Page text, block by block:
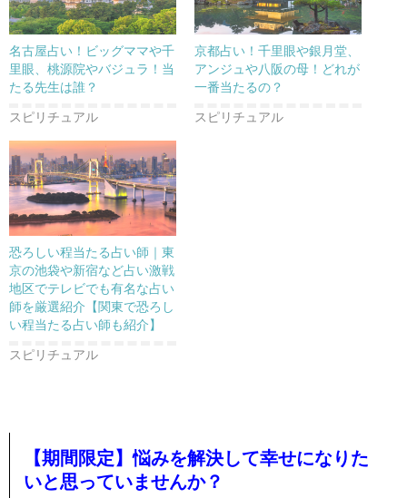
名古屋占い！ビッグママや千
里眼、桃源院やバジュラ！当
たる先生は誰？
スピリチュアル
京都占い！千里眼や銀月堂、
アンジュや八阪の母！どれが
一番当たるの？
スピリチュアル
恐ろしい程当たる占い師｜東
京の池袋や新宿など占い激戦
地区でテレビでも有名な占い
師を厳選紹介【関東で恐ろし
い程当たる占い師も紹介】
スピリチュアル
【期間限定】悩みを解決して幸せになりた
いと思っていませんか？